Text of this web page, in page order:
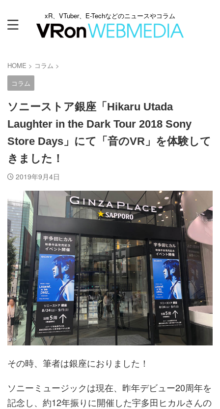
xR、VTuber、E-Techなどのニュースやコラム
HOME > コラム >
コラム
ソニーストア銀座「Hikaru Utada
Laughter in the Dark Tour 2018 Sony
Store Days」にて「音のVR」を体験して
きました！
2019年9月4日
その時、筆者は銀座におりました！
ソニーミュージックは現在、昨年デビュー20周年を
記念し、約12年振りに開催した宇多田ヒカルさんの